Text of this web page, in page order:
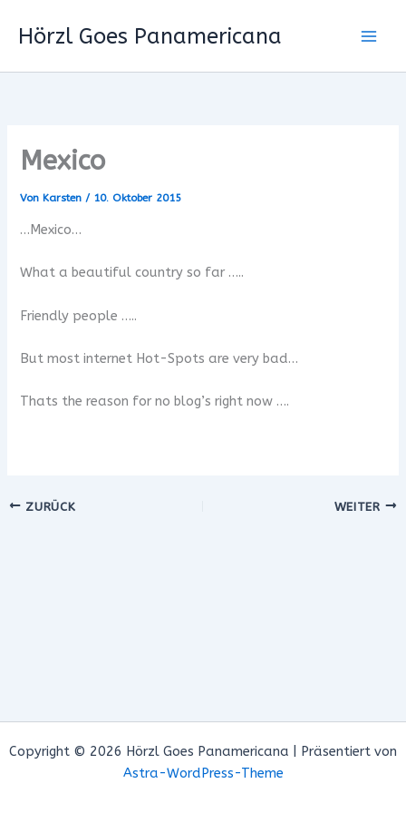
InhaltHörzl Goes Panamericana
Mexico
Von Karsten/ 10. Oktober 2015
…Mexico…
What a beautiful country so far …..
Friendly people …..
But most internet Hot-Spots are very bad…
Thats the reason for no blog’s right now ….
ZURÜCK WEITER
Copyright © 2026 Hörzl Goes Panamericana | Präsentiert von
Astra-WordPress-Theme